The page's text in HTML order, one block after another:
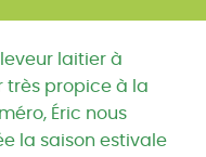
laitier à
très propice à la
Éric nous
la saison estivale